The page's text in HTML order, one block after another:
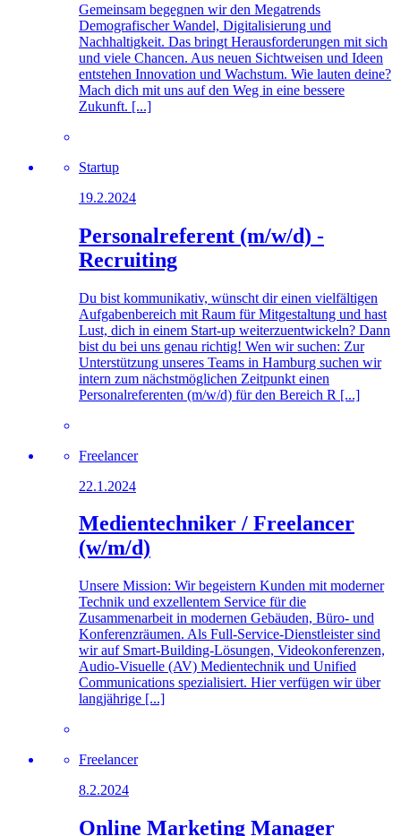
Gemeinsam begegnen wir den Megatrends
Demografischer Wandel, Digitalisierung und
Nachhaltigkeit. Das bringt Herausforderungen mit sich
und viele Chancen. Aus neuen Sichtweisen und Ideen
entstehen Innovation und Wachstum. Wie lauten deine?
Mach dich mit uns auf den Weg in eine bessere
Zukunft. [...]
Startup
19.2.2024
Personalreferent (m/w/d) -
Recruiting
Du bist kommunikativ, wünscht dir einen vielfältigen
Aufgabenbereich mit Raum für Mitgestaltung und hast
Lust, dich in einem Start-up weiterzuentwickeln? Dann
bist du bei uns genau richtig! Wen wir suchen: Zur
Unterstützung unseres Teams in Hamburg suchen wir
intern zum nächstmöglichen Zeitpunkt einen
Personalreferenten (m/w/d) für den Bereich R [...]
Freelancer
22.1.2024
Medientechniker / Freelancer
(w/m/d)
Unsere Mission: Wir begeistern Kunden mit moderner
Technik und exzellentem Service für die
Zusammenarbeit in modernen Gebäuden, Büro- und
Konferenzräumen. Als Full-Service-Dienstleister sind
wir auf Smart-Building-Lösungen, Videokonferenzen,
Audio-Visuelle (AV) Medientechnik und Unified
Communications spezialisiert. Hier verfügen wir über
langjährige [...]
Freelancer
8.2.2024
Online Marketing Manager